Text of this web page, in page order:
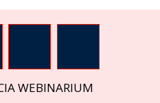
WEBINARIUM